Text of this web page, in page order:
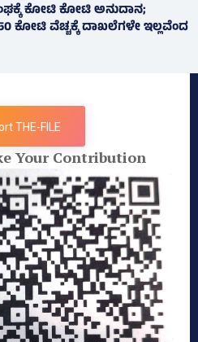
ಕೋಟಿ ಕೋಟಿ ಅನುದಾನ;
ವೆಚ್ಚಕ್ಕೆ ದಾಖಲೆಗಳೇ ಇಲ್ಲವೆಂದ
THE-FILE
Your Contribution